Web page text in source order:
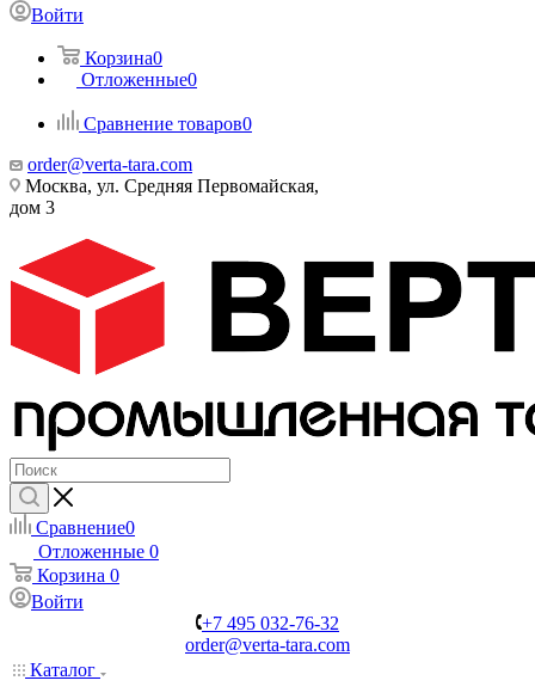
Войти
Корзина0
Отложенные0
Сравнение товаров0
order@verta-tara.com
Москва, ул. Средняя Первомайская,
дом 3
Сравнение0
Отложенные 0
Корзина 0
Войти
+7 495 032-76-32
order@verta-tara.com
Каталог